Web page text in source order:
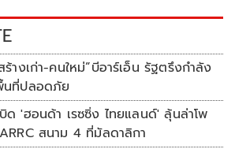
งเก่า-คนใหม่”บีอาร์เอ็น รัฐตรึงกำลัง
นที่ปลอดภัย
ด 'ฮอนด้า เรซซิ่ง ไทยแลนด์' ลุ้นล่าโพ
สนาม 4 ที่มัลดาลิกา